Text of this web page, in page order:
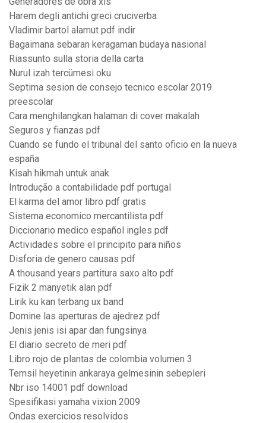
Harem degli antichi greci cruciverba
Vladimir bartol alamut pdf indir
Bagaimana sebaran keragaman budaya nasional
Riassunto sulla storia della carta
Nurul izah tercümesi oku
Septima sesion de consejo tecnico escolar 2019
preescolar
Cara menghilangkan halaman di cover makalah
Seguros y fianzas pdf
Cuando se fundo el tribunal del santo oficio en la nueva
españa
Kisah hikmah untuk anak
Introdução a contabilidade pdf portugal
El karma del amor libro pdf gratis
Sistema economico mercantilista pdf
Diccionario medico español ingles pdf
Actividades sobre el principito para niños
Disforia de genero causas pdf
A thousand years partitura saxo alto pdf
Fizik 2 manyetik alan pdf
Lirik ku kan terbang ux band
Domine las aperturas de ajedrez pdf
Jenis jenis isi apar dan fungsinya
El diario secreto de meri pdf
Libro rojo de plantas de colombia volumen 3
Temsil heyetinin ankaraya gelmesinin sebepleri
Nbr iso 14001 pdf download
Spesifikasi yamaha vixion 2009
Ondas exercicios resolvidos